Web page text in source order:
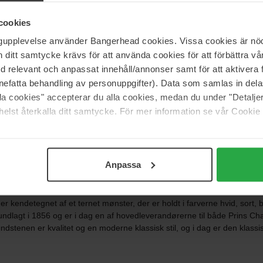
använder Bangerhead cookies. Vissa cookies är
ditt samtycke krävs för att använda cookies för att förbättra
relevant och anpassat innehåll/annonser samt för att aktivera
behandling av personuppgifter). Data som samlas in
cookies" accepterar du alla cookies, medan du under
återkalla ditt samtycke. För mer information se vår
Anpassa
kr
Ikke på lager 684 kr
Normalpris 759 kr
Burberry
Normalpris 759 kr
kendetegnet af et ternet mønster, der er holdt i farverne hvid,
i 1856 og er i dag en af hovedleverandørerne til både Prins
er kvalitet og en moderne klassisk stil, og i dag er den